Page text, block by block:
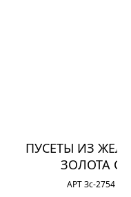
ПУСЕТЫ ИЗ
ЗОЛОТА С
АРТ Зс-2754